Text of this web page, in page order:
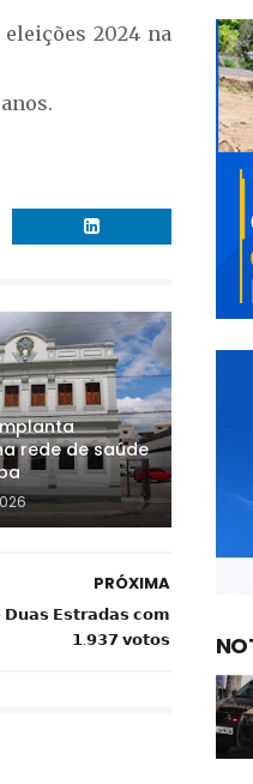
2024 na
rede de saúde
PRÓXIMA
𝗗𝘂𝗮𝘀 𝗘𝘀𝘁𝗿𝗮𝗱𝗮𝘀 𝗰𝗼𝗺
𝟭.𝟵𝟯𝟳 𝘃𝗼𝘁𝗼𝘀